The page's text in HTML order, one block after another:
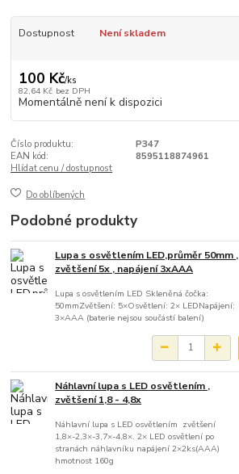
Dostupnost Není skladem
100 Kč/ks
82,64 Kč bez DPH
Momentálně není k dispozici
Číslo produktu:
P347
EAN kód:
8595118874961
Hlídat cenu / dostupnost
Do oblíbených
Podobné produkty
Lupa s osvětlením LED,průměr 50mm ,
zvětšení 5x , napájení 3xAAA
Lupa s osvětlením LED Skleněná čočka:
50mmZvětšení: 5×Osvětlení: 2× LEDNapájení:
3×AAA (baterie nejsou součástí balení)
Náhlavní lupa s LED osvětlením ,
zvětšení 1,8 - 4,8x
Náhlavní lupa s LED osvětlením zvětšení
1,8×-2,3×-3,7×-4,8×. 2× LED osvětlení po
stranách náhlavníku napájení 2×2ks(AAA)
hmotnost 160g